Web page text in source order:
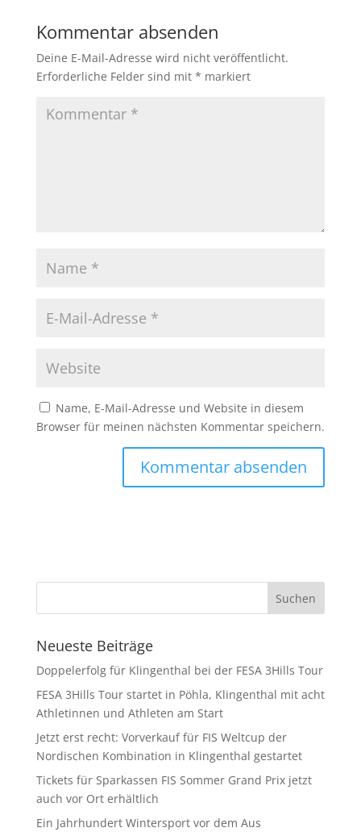
Kommentar absenden
Deine E-Mail-Adresse wird nicht veröffentlicht.
Erforderliche Felder sind mit * markiert
Name, E-Mail-Adresse und Website in diesem
Browser für meinen nächsten Kommentar speichern.
Neueste Beiträge
Doppelerfolg für Klingenthal bei der FESA 3Hills Tour
FESA 3Hills Tour startet in Pöhla, Klingenthal mit acht
Athletinnen und Athleten am Start
Jetzt erst recht: Vorverkauf für FIS Weltcup der
Nordischen Kombination in Klingenthal gestartet
Tickets für Sparkassen FIS Sommer Grand Prix jetzt
auch vor Ort erhältlich
Ein Jahrhundert Wintersport vor dem Aus